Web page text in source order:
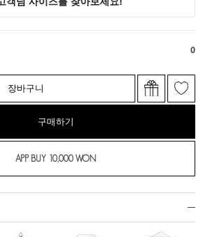
0
장바구니
구매하기